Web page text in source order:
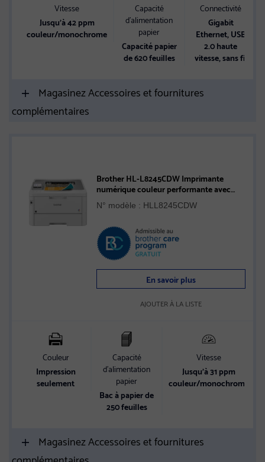
Vitesse
Jusqu’à 42 ppm
couleur/monochrome
Capacité
d’alimentation
papier
Capacité papier
de 620 feuilles
Connectivité
Gigabit
Ethernet, USB
2.0 haute
vitesse, sans fil
Magasinez Accessoires et fournitures
complémentaires
Brother HL-L8245CDW Imprimante
numérique couleur performante avec
impression recto verso et réseautage sans
fil
N° modèle : HLL8245CDW
En savoir plus
AJOUTER À LA LISTE
Couleur
Impression
seulement
Capacité
d’alimentation
papier
Bac à papier de
250 feuilles
Vitesse
Jusqu’à 31 ppm
couleur/monochrome
Magasinez Accessoires et fournitures